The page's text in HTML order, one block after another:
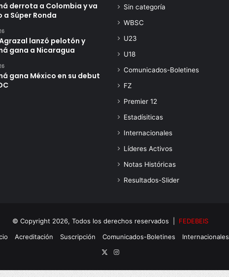
derrota a Colombia y va
a Súper Ronda
lanzó pelotón y
gana a Nicaragua
gana México en su debut
Sin categoría
WBSC
U23
U18
Comunicados-Boletines
FZ
Premier 12
Estadísiticas
Internacionales
Líderes Activos
Notas Históricas
Resultados-Slider
© Copyright 2026, Todos los derechos reservados | FEDEBEIS
Acreditación Suscripción Comunicados-Boletines
Internacionales
Instagram